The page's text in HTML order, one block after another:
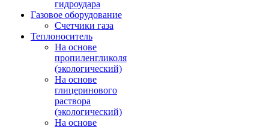
гидроудара
Газовое оборудование
Счетчики газа
Теплоноситель
На основе
пропиленгликоля
(экологический)
На основе
глицеринового
раствора
(экологический)
На основе